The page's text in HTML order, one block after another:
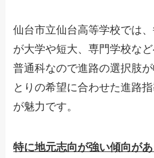
仙台市立仙台高等学校では
が大学や短大、専門学校など
普通科なので進路の選択肢
とりの希望に合わせた進路
が魅力です。
特に地元志向が強い傾向が